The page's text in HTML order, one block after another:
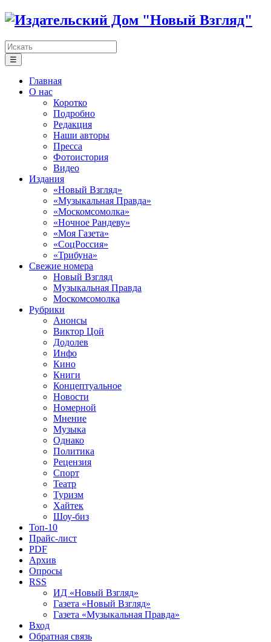
☰
Главная
О нас
Коротко
Подробно
Редакция
Наши авторы
Пресса
Фотоистория
Видео
Издания
«Новый Взгляд»
«Музыкальная Правда»
«Москомсомолка»
«Ночное Рандеву»
«Моя Газета»
«СоцРоссия»
«Трибуна»
Свежие номера
Новый Взгляд
Музыкальная Правда
Москомсомолка
Рубрики
Анонсы
Виктор Цой
Додолев
Инфо
Кино
Книги
Концептуальное
Новости
Номерной
Мнение
Музыка
Однако
Политика
Рецензия
Спорт
Театр
Туризм
Хайтек
Шоу-биз
Топ-10
Прайс-лист
PDF
Архив
Опросы
RSS
ИД «Новый Взгляд»
Газета «Новый Взгляд»
Газета «Музыкальная Правда»
Вход
Обратная связь